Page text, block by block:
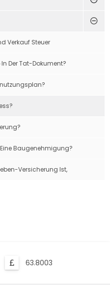
Verkauf Steuer
Der Tat-Dokument?
Baugenehmigung?
Versicherung Ist,
63.8003